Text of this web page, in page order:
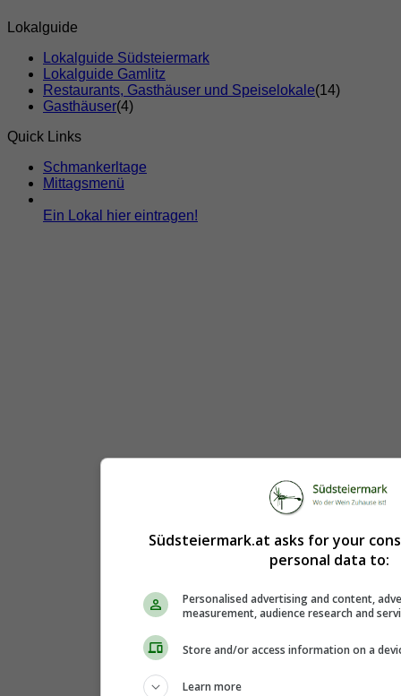
Lokalguide
Lokalguide Südsteiermark
Lokalguide Gamlitz
Restaurants, Gasthäuser und Speiselokale(14)
Gasthäuser(4)
Quick Links
Schmankerltage
Mittagsmenü
Ein Lokal hier eintragen!
Südsteiermark.at asks for your
personal data to:
Personalised advertising and content,
measurement, audience research and
Store and/or access information on a
Learn more